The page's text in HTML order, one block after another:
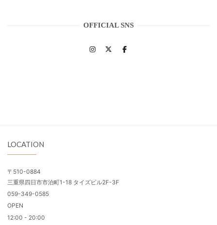
OFFICIAL SNS
LOCATION
〒510-0884
三重県四日市市泊町1-18 タイズビル2F-3F
059-349-0585
OPEN
12:00 - 20:00